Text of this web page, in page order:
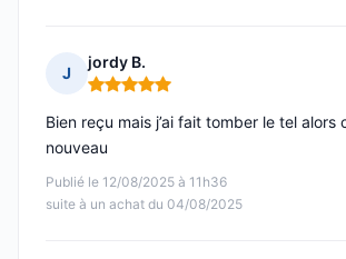
J
jordy B.
Note : 5 sur 5
Publié le 12/08/2025 à 11h36
suite à un achat du 04/08/2025
Bien reçu mais j’ai fait tomber le tel alors
nouveau